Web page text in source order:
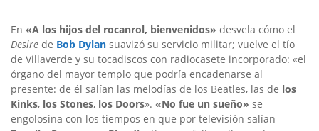
En «A los hijos del rocanrol, bienvenidos» desvela cómo el
Desire de Bob Dylan suavizó su servicio militar; vuelve el tío
de Villaverde y su tocadiscos con radiocasete incorporado: «el
órgano del mayor templo que podría encadenarse al
presente: de él salían las melodías de los Beatles, las de los
Kinks, los Stones, los Doors». «No fue un sueño» se
engolosina con los tiempos en que por televisión salían